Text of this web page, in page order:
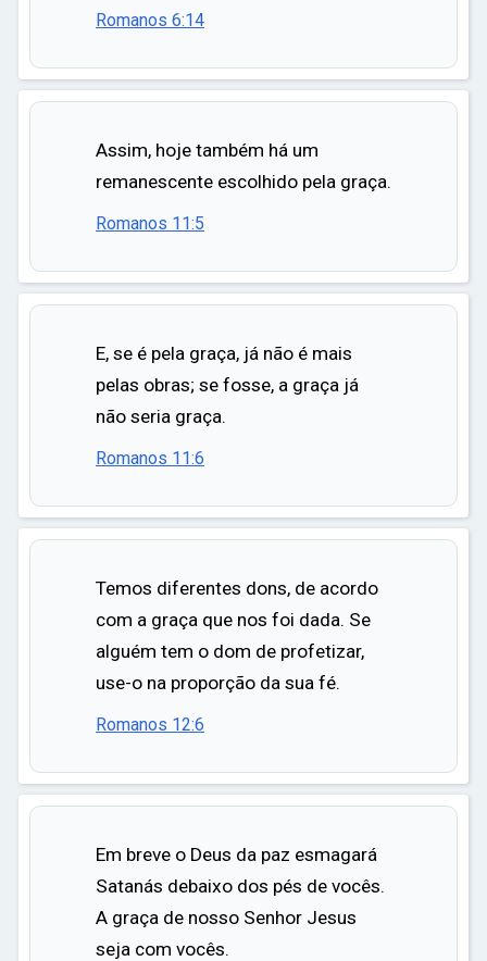
Romanos 6:14
Assim, hoje também há um
remanescente escolhido pela graça.
Romanos 11:5
E, se é pela graça, já não é mais
pelas obras; se fosse, a graça já
não seria graça.
Romanos 11:6
Temos diferentes dons, de acordo
com a graça que nos foi dada. Se
alguém tem o dom de profetizar,
use-o na proporção da sua fé.
Romanos 12:6
Em breve o Deus da paz esmagará
Satanás debaixo dos pés de vocês.
A graça de nosso Senhor Jesus
seja com vocês.